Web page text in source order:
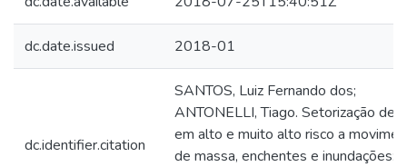
dc.date.issued 2018-01
dc.identifier.citation
SANTOS, Luiz Fernando dos;
ANTONELLI, Tiago. Setorização de
em alto e muito alto risco a
de massa, enchentes e inundações: